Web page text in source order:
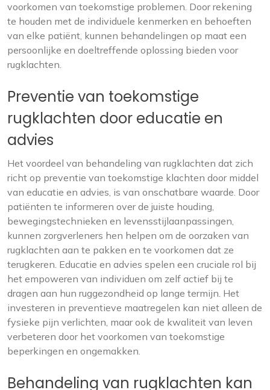
voorkomen van toekomstige problemen. Door rekening
te houden met de individuele kenmerken en behoeften
van elke patiënt, kunnen behandelingen op maat een
persoonlijke en doeltreffende oplossing bieden voor
rugklachten.
Preventie van toekomstige
rugklachten door educatie en
advies
Het voordeel van behandeling van rugklachten dat zich
richt op preventie van toekomstige klachten door middel
van educatie en advies, is van onschatbare waarde. Door
patiënten te informeren over de juiste houding,
bewegingstechnieken en levensstijlaanpassingen,
kunnen zorgverleners hen helpen om de oorzaken van
rugklachten aan te pakken en te voorkomen dat ze
terugkeren. Educatie en advies spelen een cruciale rol bij
het empoweren van individuen om zelf actief bij te
dragen aan hun ruggezondheid op lange termijn. Het
investeren in preventieve maatregelen kan niet alleen de
fysieke pijn verlichten, maar ook de kwaliteit van leven
verbeteren door het voorkomen van toekomstige
beperkingen en ongemakken.
Behandeling van rugklachten kan